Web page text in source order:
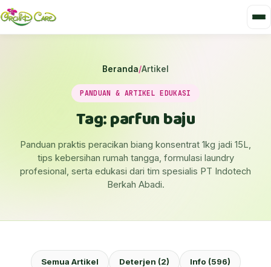
Beranda/Artikel
PANDUAN & ARTIKEL EDUKASI
Tag: parfun baju
Panduan praktis peracikan biang konsentrat 1kg jadi 15L,
tips kebersihan rumah tangga, formulasi laundry
profesional, serta edukasi dari tim spesialis PT Indotech
Berkah Abadi.
Semua Artikel Deterjen (2) Info (596)